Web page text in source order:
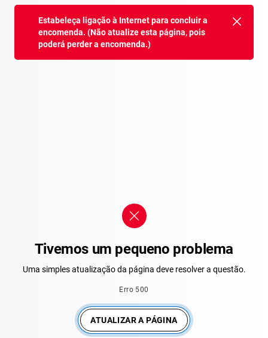
Estabeleça ligação à Internet para concluir a
encomenda. (Não atualize esta página, pois
poderá perder a encomenda.)
Tivemos um pequeno problema
Uma simples atualização da página deve resolver a questão.
Erro 500
ATUALIZAR A PÁGINA